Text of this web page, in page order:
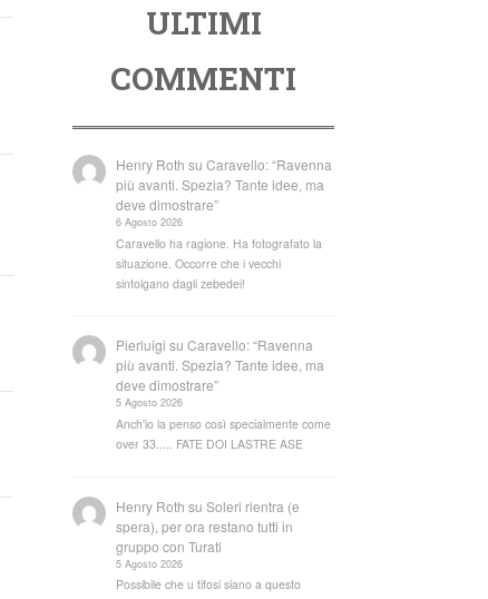
ULTIMI
COMMENTI
Henry Roth suCaravello: “Ravenna
più avanti. Spezia? Tante idee, ma
deve dimostrare”
6 Agosto 2026
Caravello ha ragione. Ha fotografato la
situazione. Occorre che i vecchi
sintolgano dagli zebedei!
Pierluigi suCaravello: “Ravenna
più avanti. Spezia? Tante idee, ma
deve dimostrare”
5 Agosto 2026
Anch'io la penso così specialmente come
over 33..... FATE DOI LASTRE ASE
Henry Roth suSoleri rientra (e
spera), per ora restano tutti in
gruppo con Turati
5 Agosto 2026
Possibile che u tifosi siano a questo